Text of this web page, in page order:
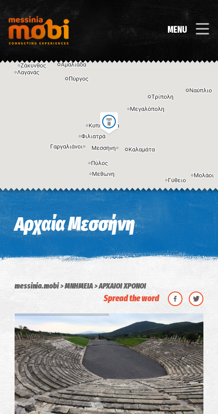
MENU
Η εικόνα ενδέχεται να υπόκειται σε πνευματικά δικαιώματα Όροι
Αρχαία Μεσσήνη
messinia.mobi ΜΝΗΜΕΙΑ ΑΡΧΑΙΟΙ ΧΡΟΝΟΙ
Spread the word